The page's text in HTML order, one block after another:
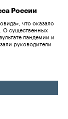
России
что оказало
О существенных
пандемии и
руководители